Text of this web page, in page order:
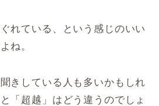
れている、という感じのいい
ね。
きしている人も多いかもしれ
「超越」はどう違うのでしょ